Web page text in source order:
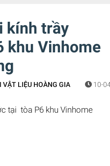
kính trầy
khu Vinhome
VẬT LIỆU HOÀNG GIA 10-
tại tòa P6 khu Vinhome